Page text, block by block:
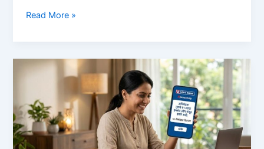
युनियन
लोन:
घरबसल्या
₹५०,०००
ते
₹५
लाख,
Read More »